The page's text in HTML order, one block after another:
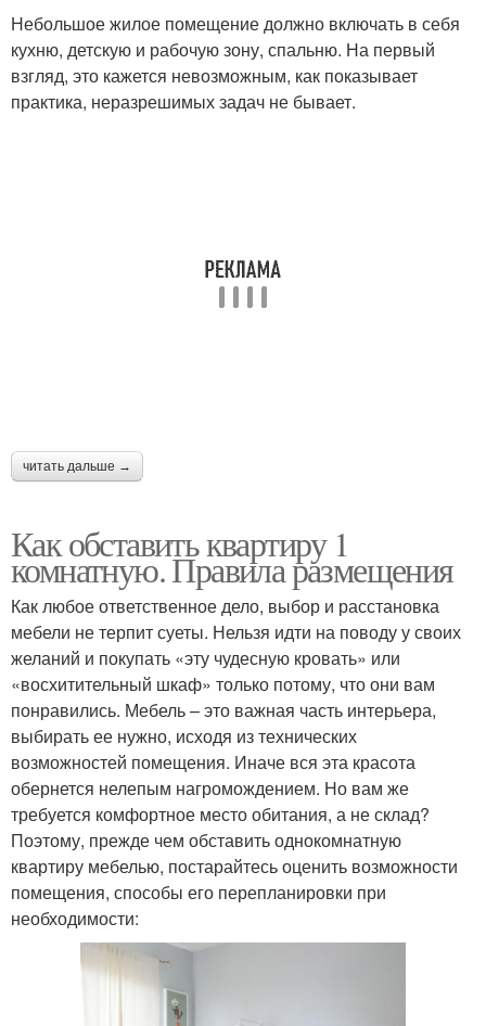
Небольшое жилое помещение должно включать в себя
кухню, детскую и рабочую зону, спальню. На первый
взгляд, это кажется невозможным, как показывает
практика, неразрешимых задач не бывает.
читать дальше →
Как обставить квартиру 1
комнатную. Правила размещения
Как любое ответственное дело, выбор и расстановка
мебели не терпит суеты. Нельзя идти на поводу у своих
желаний и покупать «эту чудесную кровать» или
«восхитительный шкаф» только потому, что они вам
понравились. Мебель – это важная часть интерьера,
выбирать ее нужно, исходя из технических
возможностей помещения. Иначе вся эта красота
обернется нелепым нагромождением. Но вам же
требуется комфортное место обитания, а не склад?
Поэтому, прежде чем обставить однокомнатную
квартиру мебелью, постарайтесь оценить возможности
помещения, способы его перепланировки при
необходимости: